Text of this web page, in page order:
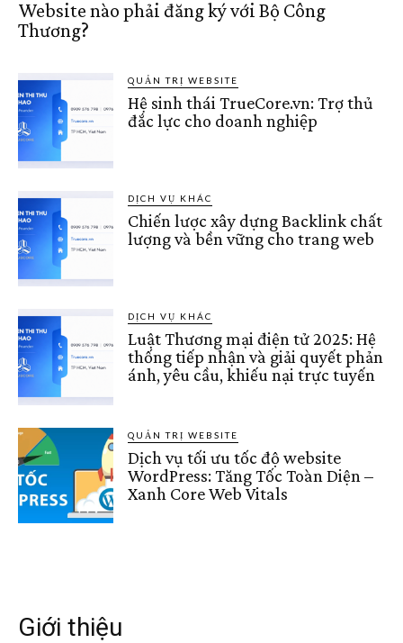
Website nào phải đăng ký với Bộ Công
Thương?
QUẢN TRỊ WEBSITE
Hệ sinh thái TrueCore.vn: Trợ thủ
đắc lực cho doanh nghiệp
DỊCH VỤ KHÁC
Chiến lược xây dựng Backlink chất
lượng và bền vững cho trang web
DỊCH VỤ KHÁC
Luật Thương mại điện tử 2025: Hệ
thống tiếp nhận và giải quyết phản
ánh, yêu cầu, khiếu nại trực tuyến
QUẢN TRỊ WEBSITE
Dịch vụ tối ưu tốc độ website
WordPress: Tăng Tốc Toàn Diện –
Xanh Core Web Vitals
Giới thiệu